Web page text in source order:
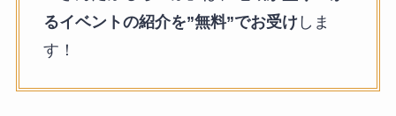
るイベントの紹介を”無料”でお受けしま
す！